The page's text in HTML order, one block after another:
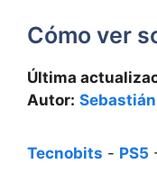
Cómo ver
Última
Autor:
Tecnobits - PS5